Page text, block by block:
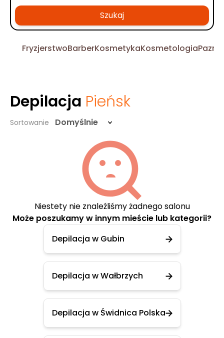
Szukaj
FryzjerstwoBarberKosmetykaKosmetologia
Depilacja Pieńsk
Sortowanie Domyślnie
Niestety nie znaleźliśmy żadnego salonu
Może poszukamy w innym mieście lub kategorii?
Depilacja w Gubin
Depilacja w Wałbrzych
Depilacja w Świdnica Polska